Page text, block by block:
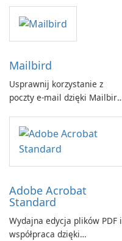
GmbH!
Mailbird
Usprawnij korzystanie z
poczty e-mail dzięki Mailbird
Adobe Acrobat
Standard
Wydajna edycja plików PDF i
współpraca dzięki